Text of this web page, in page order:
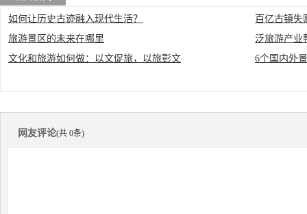
如何让历史古迹融入现代生活？
百亿古镇失
旅游景区的未来在哪里
泛旅游产业
文化和旅游如何做：以文促旅，以旅彰文
6个国内外
网友评论(共 0条)